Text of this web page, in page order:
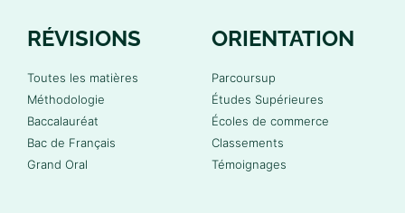
RÉVISIONS
Toutes les matières
Méthodologie
Baccalauréat
Bac de Français
Grand Oral
ORIENTATION
Parcoursup
Études Supérieures
Écoles de commerce
Classements
Témoignages